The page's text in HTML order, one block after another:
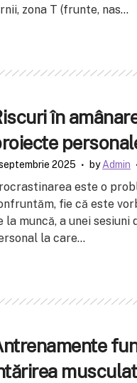
zona T (frunte, nas...
în
2025 byAdmin
este o
fie că este
la muncă, a unei
la care...